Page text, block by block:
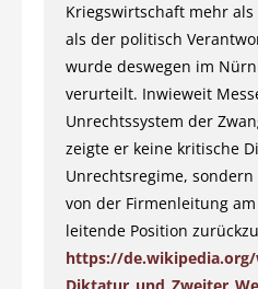
Kriegswirtschaft mehr
als der politisch
wurde deswegen im
verurteilt. Inwieweit
Unrechtssystem der
zeigte er keine kritische
Unrechtsregime,
von der Firmenleitung
leitende Position
https://